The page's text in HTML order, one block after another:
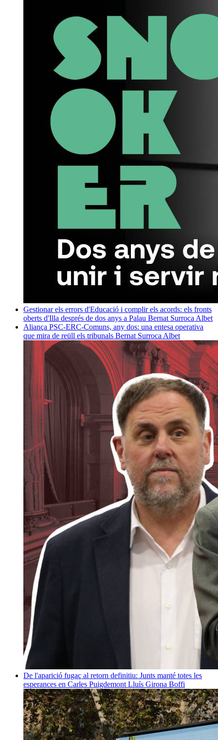
Gestionar els errors d'Educació i complir els acords: els fronts
oberts d'Illa després de dos anys a Palau Bernat Surroca Albet
Aliança PSC-ERC-Comuns, any dos: una entesa operativa
que mira de reüll els tribunals Bernat Surroca Albet
De l'aparició fugaç al retorn definitiu: Junts manté totes les
esperances en Carles Puigdemont Lluís Girona Boffi